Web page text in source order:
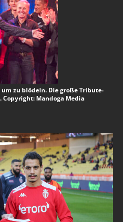
um zu blödeln. Die große Tribute-
Mandoga Media